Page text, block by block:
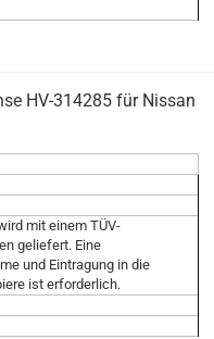
HV-314285 für Nissan
mit einem TÜV-
geliefert. Eine
und Eintragung in die
ist erforderlich.